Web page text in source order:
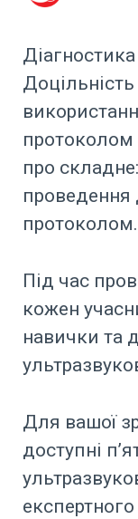
протоколом
про
проведення
протоколом.
Під час
кожен
навички та
Для вашої
доступні